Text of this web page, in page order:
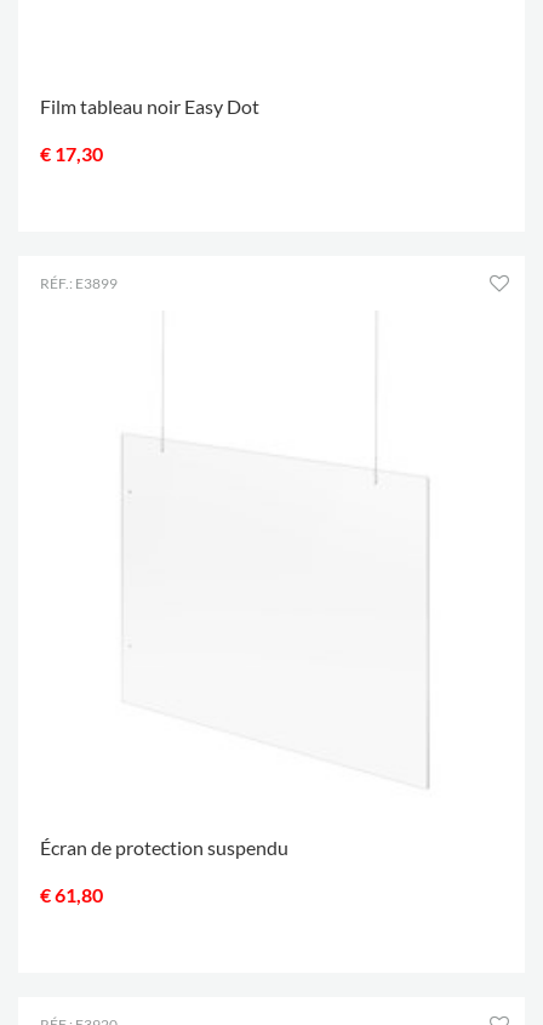
Film tableau noir Easy Dot
€ 17,30
RÉF.: E3899
Écran de protection suspendu
€ 61,80